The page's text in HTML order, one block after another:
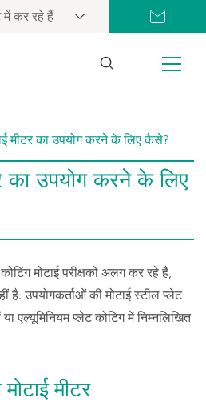
में कर रहे हैं
मीटर का उपयोग करने के लिए कैसे?
का उपयोग करने के लिए
कोटिंग मोटाई परीक्षकों अलग कर रहे हैं,
है. उपयोगकर्ताओं की मोटाई स्टील प्लेट
एल्यूमिनियम प्लेट कोटिंग में निम्नलिखित
मीटर